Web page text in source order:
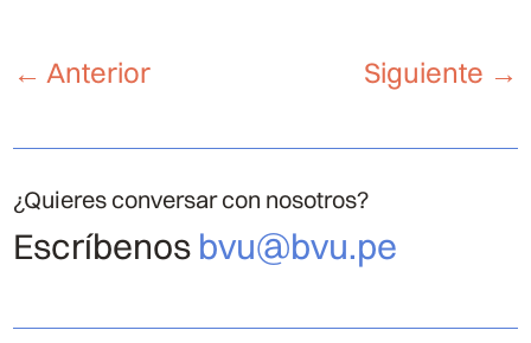
←Anterior Siguiente →
¿Quieres conversar con nosotros?
Escríbenos bvu@bvu.pe